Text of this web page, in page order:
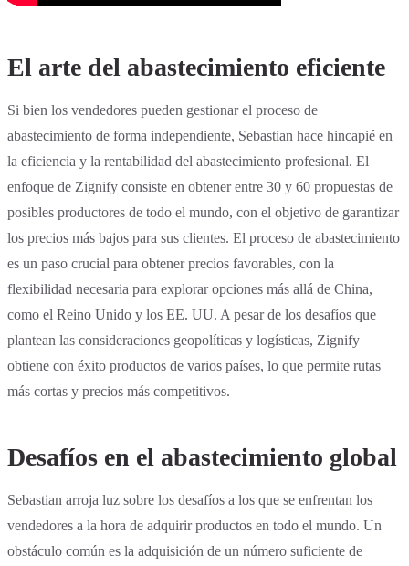
El arte del abastecimiento eficiente
Si bien los vendedores pueden gestionar el proceso de
abastecimiento de forma independiente, Sebastian hace hincapié en
la eficiencia y la rentabilidad del abastecimiento profesional. El
enfoque de Zignify consiste en obtener entre 30 y 60 propuestas de
posibles productores de todo el mundo, con el objetivo de garantizar
los precios más bajos para sus clientes. El proceso de abastecimiento
es un paso crucial para obtener precios favorables, con la
flexibilidad necesaria para explorar opciones más allá de China,
como el Reino Unido y los EE. UU. A pesar de los desafíos que
plantean las consideraciones geopolíticas y logísticas, Zignify
obtiene con éxito productos de varios países, lo que permite rutas
más cortas y precios más competitivos.
Desafíos en el abastecimiento global
Sebastian arroja luz sobre los desafíos a los que se enfrentan los
vendedores a la hora de adquirir productos en todo el mundo. Un
obstáculo común es la adquisición de un número suficiente de